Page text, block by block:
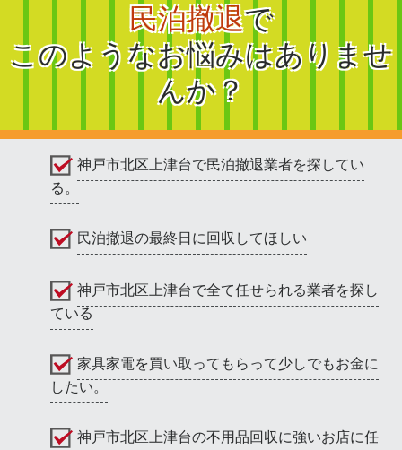
民泊撤退で
このようなお悩みはありませ
んか？
神戸市北区上津台で民泊撤退業者を探してい
る。
民泊撤退の最終日に回収してほしい
神戸市北区上津台で全て任せられる業者を探し
ている
家具家電を買い取ってもらって少しでもお金に
したい。
神戸市北区上津台の不用品回収に強いお店に任